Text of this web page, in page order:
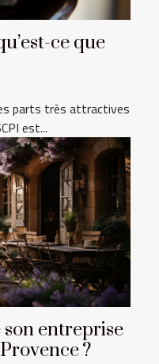
ce que
parts très attractives
est...
entreprise
?